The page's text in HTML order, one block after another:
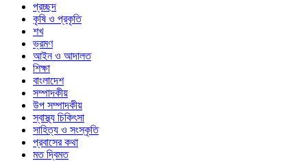
প্রচ্ছদ
কৃষি ও প্রকৃতি
শখ
ভ্রমণ
আইন ও আদালত
শিক্ষা
বাংলাদেশ
সম্পাদকীয়
উপ সম্পাদকীয়
স্বাস্থ্য চিকিৎসা
সাহিত্য ও সংস্কৃতি
প্রবাসের কথা
মত দ্বিমত